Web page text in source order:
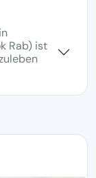
Rab) ist